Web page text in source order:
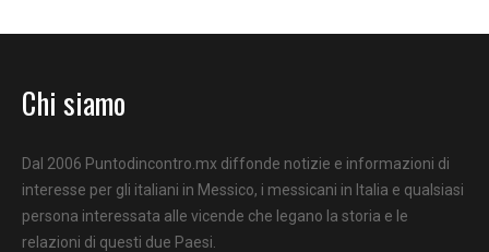
Chi siamo
Dal 2006 Puntodincontro.mx diffonde notizie e informazioni di
interesse per gli italiani in Messico, i messicani in Italia e qualsiasi
persona interessata alle vicende che legano la storia e le
relazioni di questi due Paesi.